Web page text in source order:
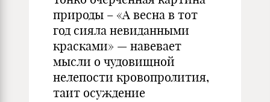
природы – «А весна в тот
год сияла невиданными
красками» — навевает
мысли о чудовищной
нелепости кровопролития,
таит осуждение